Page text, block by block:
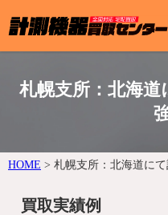
札幌支所：北海
HOME > 札幌支所：北海道に
買取実績例